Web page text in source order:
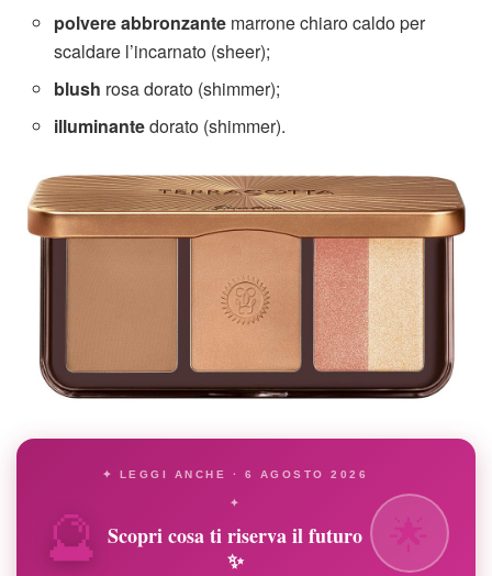
polvere abbronzante marrone chiaro caldo per
scaldare l’incarnato (sheer);
blush rosa dorato (shimmer);
illuminantedorato (shimmer).
🔮
✦ LEGGI ANCHE · 6 AGOSTO 2026
✦
Scopri cosa ti riserva il futuro
✨